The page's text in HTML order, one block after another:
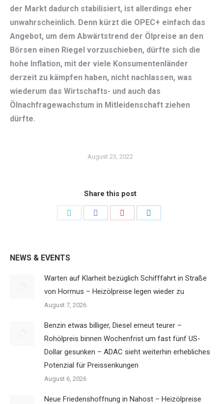
der Markt dadurch stabilisiert, ist allerdings eher
unwahrscheinlich. Denn kürzt die OPEC+ einfach das
Angebot, um dem Abwärtstrend der Ölpreise an den
Börsen einen Riegel vorzuschieben, dürfte sich die
hohe Inflation, mit der viele Konsumentenländer
derzeit zu kämpfen haben, nicht nachlassen, was
wiederum das Wirtschafts- und auch das
Ölnachfragewachstum in Mitleidenschaft ziehen
dürfte.
August 23, 2022
Share this post
NEWS & EVENTS
Warten auf Klarheit bezüglich Schifffahrt in Straße
von Hormus – Heizölpreise legen wieder zu
August 7, 2026
Benzin etwas billiger, Diesel erneut teurer –
Rohölpreis binnen Wochenfrist um fast fünf US-
Dollar gesunken – ADAC sieht weiterhin erhebliches
Potenzial für Preissenkungen
August 6, 2026
Neue Friedenshoffnung in Nahost – Heizölpreise